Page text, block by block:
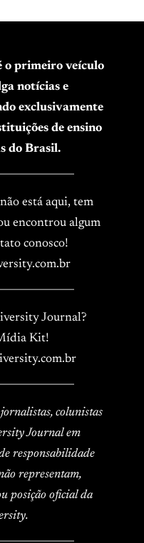
o primeiro veículo
notícias e
exclusivamente
de ensino
do Brasil.
está aqui, tem
encontrou algum
conosco!
Journal?
Kit!
colunistas
Journal em
responsabilidade
representam,
posição oficial da